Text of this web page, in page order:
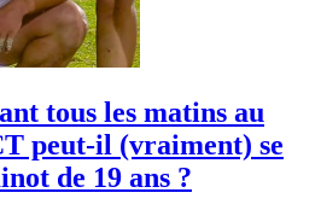
tous les matins au
peut-il (vraiment) se
de 19 ans ?